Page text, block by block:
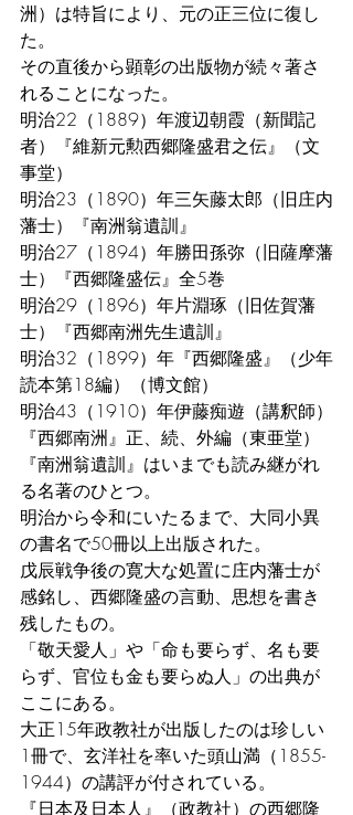
洲）は特旨により、元の正三位に復し
た。
その直後から顕彰の出版物が続々著さ
れることになった。
明治22（1889）年渡辺朝霞（新聞記
者）『維新元勲西郷隆盛君之伝』（文
事堂）
明治23（1890）年三矢藤太郎（旧庄内
藩士）『南洲翁遺訓』
明治27（1894）年勝田孫弥（旧薩摩藩
士）『西郷隆盛伝』全5巻
明治29（1896）年片淵琢（旧佐賀藩
士）『西郷南洲先生遺訓』
明治32（1899）年『西郷隆盛』（少年
読本第18編）（博文館）
明治43（1910）年伊藤痴遊（講釈師）
『西郷南洲』正、続、外編（東亜堂）
『南洲翁遺訓』はいまでも読み継がれ
る名著のひとつ。
明治から令和にいたるまで、大同小異
の書名で50冊以上出版された。
戊辰戦争後の寛大な処置に庄内藩士が
感銘し、西郷隆盛の言動、思想を書き
残したもの。
「敬天愛人」や「命も要らず、名も要
らず、官位も金も要らぬ人」の出典が
ここにある。
大正15年政教社が出版したのは珍しい
1冊で、玄洋社を率いた頭山満（1855-
1944）の講評が付されている。
『日本及日本人』（政教社）の西郷隆